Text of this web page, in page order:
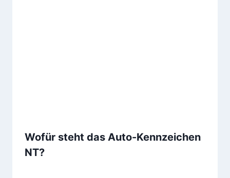
Wofür steht das Auto-Kennzeichen
NT?